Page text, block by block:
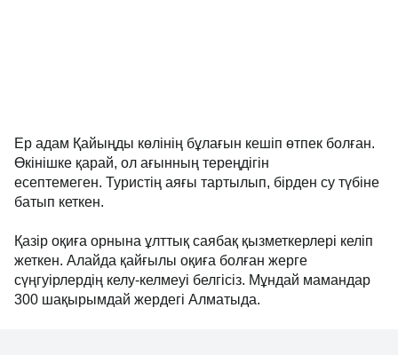
Ер адам Қайыңды көлінің бұлағын кешіп өтпек болған.
Өкінішке қарай, ол ағынның тереңдігін
есептемеген. Туристің аяғы тартылып, бірден су түбіне
батып кеткен.
Қазір оқиға орнына ұлттық саябақ қызметкерлері келіп
жеткен. Алайда қайғылы оқиға болған жерге
сүңгуірлердің келу-келмеуі белгісіз. Мұндай мамандар
300 шақырымдай жердегі Алматыда.